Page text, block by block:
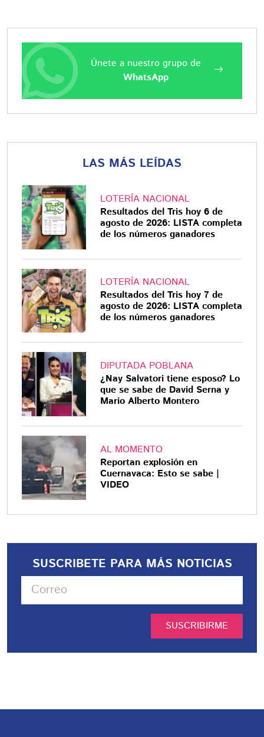
Únete a nuestro grupo de
WhatsApp
LAS MÁS LEÍDAS
LOTERÍA NACIONAL
Resultados del Tris hoy 6 de
agosto de 2026: LISTA completa
de los números ganadores
LOTERÍA NACIONAL
Resultados del Tris hoy 7 de
agosto de 2026: LISTA completa
de los números ganadores
DIPUTADA POBLANA
¿Nay Salvatori tiene esposo? Lo
que se sabe de David Serna y
Mario Alberto Montero
AL MOMENTO
Reportan explosión en
Cuernavaca: Esto se sabe |
VIDEO
SUSCRIBETE PARA MÁS NOTICIAS
SUSCRIBIRME